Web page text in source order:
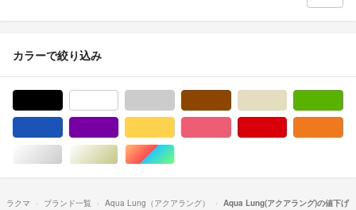
カラーで絞り込み
シルバー/銀色系ゴールド/金色系マルチカラー
ラクマ ブランド一覧 Aqua Lung（アクアラング）
Aqua Lung(アクアラング)の値下げ